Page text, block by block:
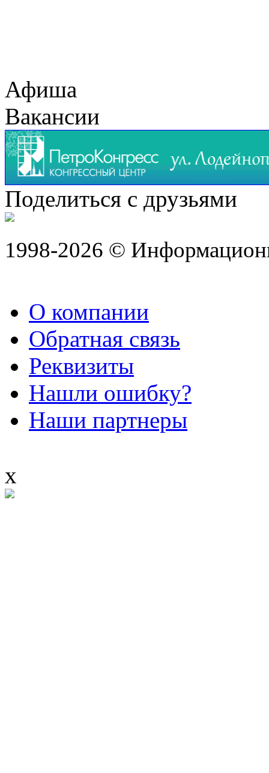
Афиша
Вакансии
Поделиться с друзьями
1998-2026 ©
О компании
Обратная связь
Реквизиты
Нашли ошибку?
Наши партнеры
x